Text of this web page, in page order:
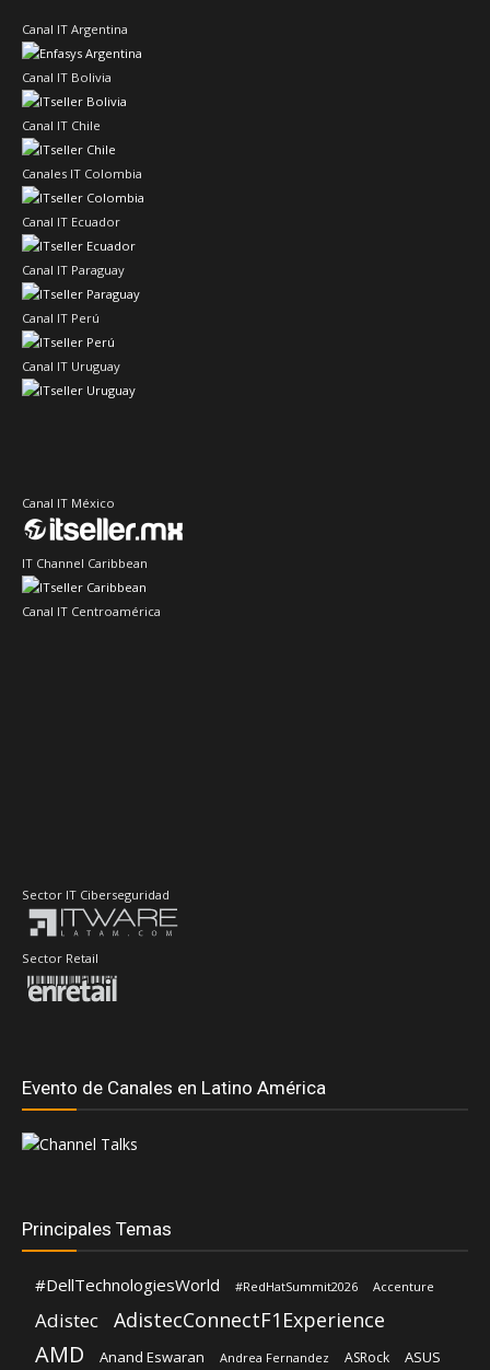
Canal IT Argentina
Canal IT Bolivia
Canal IT Chile
Canales IT Colombia
Canal IT Ecuador
Canal IT Paraguay
Canal IT Perú
Canal IT Uruguay
Canal IT México
IT Channel Caribbean
Canal IT Centroamérica
Sector IT Ciberseguridad
Sector Retail
Evento de Canales en Latino América
Principales Temas
#DellTechnologiesWorld #RedHatSummit2026 Accenture
Adistec AdistecConnectF1Experience
AMD Anand Eswaran Andrea Fernandez ASRock ASUS